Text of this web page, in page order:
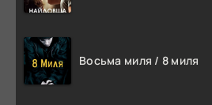
Восьма миля / 8 миля